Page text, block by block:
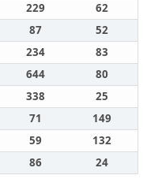
229
62
87
52
234
83
644
80
338
25
71
149
59
132
86 24